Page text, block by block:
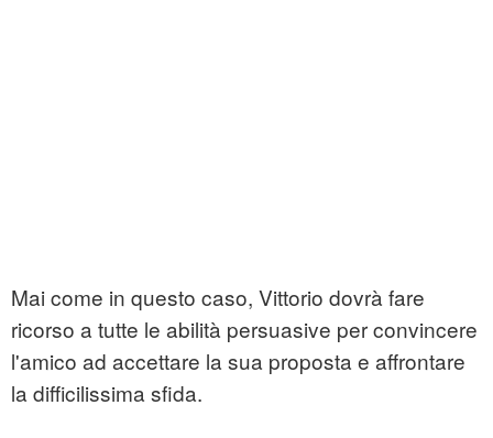
Mai come in questo caso, Vittorio dovrà fare
ricorso a tutte le abilità persuasive per convincere
l'amico ad accettare la sua proposta e affrontare
la difficilissima sfida.